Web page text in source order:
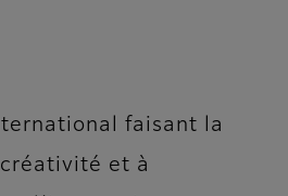
faisant la
et à